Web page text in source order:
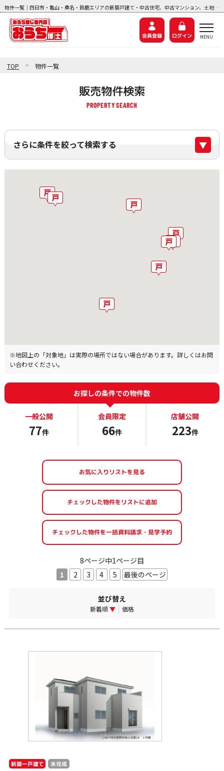
物件一覧｜四日市・亀山・桑名・鈴鹿エリアの新築戸建て・中古住宅、中古マンション、土地探しなら『おうち博士ナビ』
会員登録 ログイン
TOP > 物件一覧
販売物件検索
さらに条件を絞って検索する
※地図上の「対象地」は実際の場所ではない場合があります。詳しくはお問
い合わせください。
お探しの条件での物件数
一般公開
77件
会員限定
66件
店舗公開
223件
お気に入りリストを見る
8ページ中1ページ目
1
2 3 4 5 最後のページ
並び替え
新着順▼ 価格
新築一戸建て 未完成